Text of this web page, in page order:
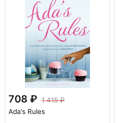
708
1 415
Ada’s Rules